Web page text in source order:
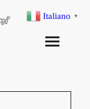
Italiano ▼